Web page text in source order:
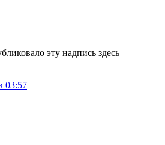
эту надпись здесь
03:57